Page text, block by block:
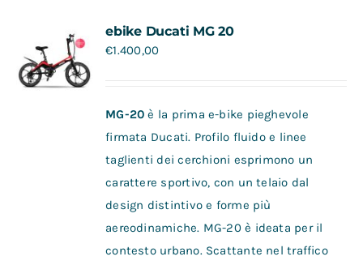
ebike Ducati MG 20
€1.400,00
MG-20 è la prima e-bike pieghevole
firmata Ducati. Profilo fluido e linee
taglienti dei cerchioni esprimono un
carattere sportivo, con un telaio dal
design distintivo e forme più
aereodinamiche. MG-20 è ideata per il
contesto urbano. Scattante nel traffico